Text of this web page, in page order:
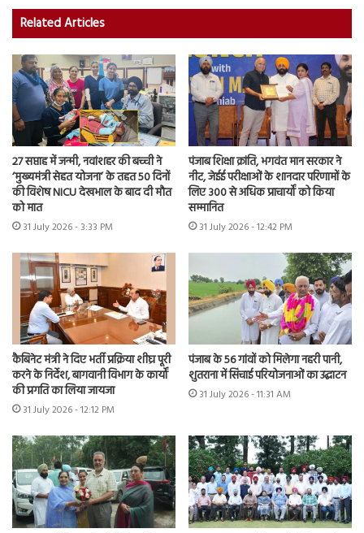
Related Articles
27 सप्ताह में जन्मी, नवांशहर की बच्ची ने
‘मुख्यमंत्री सेहत योजना’ के तहत 50 दिनों
की विशेष NICU देखभाल के बाद दी मौत
को मात
31 July 2026 - 3:33 PM
पंजाब शिक्षा क्रांति, भगवंत मान सरकार ने
नीट, जेईई परीक्षाओं के शानदार परिणामों के
लिए 300 से अधिक प्राचार्यों को किया
सम्मानित
31 July 2026 - 12:42 PM
कैबिनेट मंत्री ने दिए भर्ती प्रक्रिया शीघ्र पूरी
करने के निर्देश, बागवानी विभाग के कार्यों
की प्रगति का लिया जायजा
31 July 2026 - 12:12 PM
पंजाब के 56 गांवों को मिलेगा नहरी पानी,
शुतराना में सिंचाई परियोजनाओं का उद्घाटन
31 July 2026 - 11:31 AM